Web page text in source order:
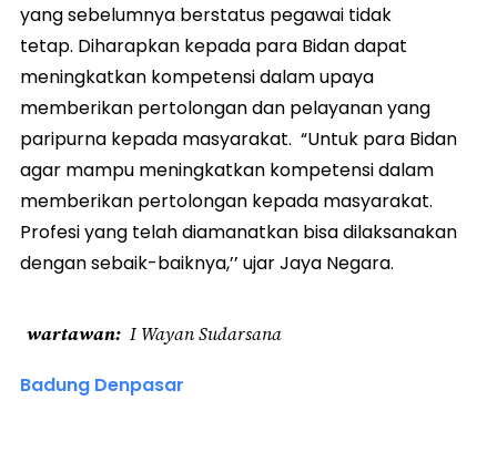
yang sebelumnya berstatus pegawai tidak
tetap. Diharapkan kepada para Bidan dapat
meningkatkan kompetensi dalam upaya
memberikan pertolongan dan pelayanan yang
paripurna kepada masyarakat. “Untuk para Bidan
agar mampu meningkatkan kompetensi dalam
memberikan pertolongan kepada masyarakat.
Profesi yang telah diamanatkan bisa dilaksanakan
dengan sebaik-baiknya,’’ ujar Jaya Negara.
wartawan I Wayan Sudarsana
Badung Denpasar